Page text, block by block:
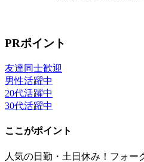
PRポイント
友達同士歓迎
男性活躍中
20代活躍中
30代活躍中
ここがポイント
人気の日勤・土日休み！フォー